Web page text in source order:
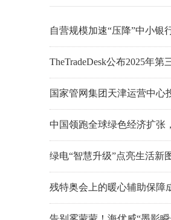
自营规模加速“压降”中小银
TheTradeDesk公布2025年
国家管网集团天津运营中心
中国领跑全球绿色经济扩张
绿电“智慧升级”点亮生活新
残特奥会上的暖心辅助保障